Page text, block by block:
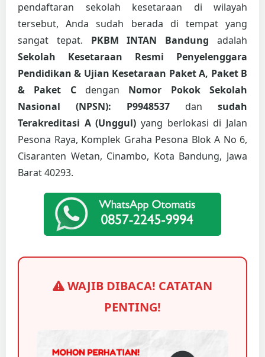
pendaftaran sekolah kesetaraan di wilayah
tersebut, Anda sudah berada di tempat yang
sangat tepat. PKBM INTAN Bandung adalah
Sekolah Kesetaraan Resmi Penyelenggara
Pendidikan & Ujian Kesetaraan Paket A, Paket B
& Paket Cdengan Nomor Pokok Sekolah
Nasional (NPSN): P9948537 dan sudah
Terakreditasi A (Unggul) yang berlokasi di Jalan
Pesona Raya, Komplek Graha Pesona Blok A No 6,
Cisaranten Wetan, Cinambo, Kota Bandung, Jawa
Barat 40293.
WAJIB DIBACA! CATATAN
PENTING!